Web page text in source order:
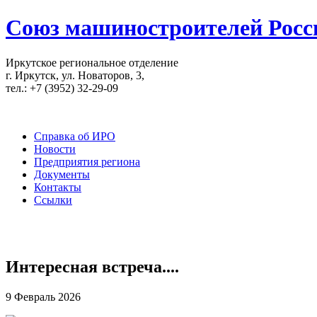
Союз машиностроителей
Иркутское региональное отделение
г. Иркутск, ул. Новаторов, 3,
тел.: +7 (3952) 32-29-09
Справка об ИРО
Новости
Предприятия региона
Документы
Контакты
Ссылки
Интересная встреча....
9 Февраль 2026